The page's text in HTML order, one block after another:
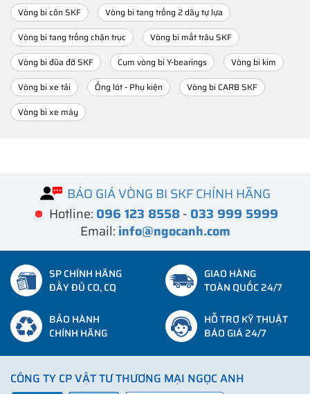
Vòng bi côn SKF
Vòng bi tang trống 2 dãy tự lựa
Vòng bi tang trống chặn trục
Vòng bi mắt trâu SKF
Vòng bi đũa đỡ SKF
Cụm vòng bi Y-bearings
Vòng bi kim
Vòng bi xe tải
Ống lót - Phụ kiện
Vòng bi CARB SKF
Vòng bi xe máy
BÁO GIÁ VÒNG BI SKF CHÍNH HÃNG
Hotline: 096 123 8558- 033 999 5999
Email: info@ngocanh.com
SP CHÍNH HÃNG
ĐẦY ĐỦ CO, CQ
GIAO HÀNG
TOÀN QUỐC 24/7
BẢO HÀNH
CHÍNH HÃNG
HỖ TRỢ KỸ THUẬT
BÁO GIÁ 24/7
CÔNG TY CP VẬT TƯ THƯƠNG MẠI NGỌC ANH